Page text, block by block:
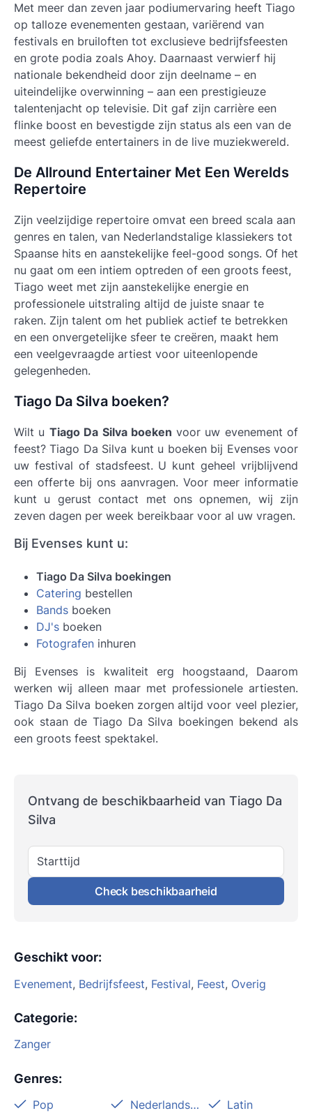
Met meer dan zeven jaar podiumervaring heeft Tiago
op talloze evenementen gestaan, variërend van
festivals en bruiloften tot exclusieve bedrijfsfeesten
en grote podia zoals Ahoy. Daarnaast verwierf hij
nationale bekendheid door zijn deelname – en
uiteindelijke overwinning – aan een prestigieuze
talentenjacht op televisie. Dit gaf zijn carrière een
flinke boost en bevestigde zijn status als een van de
meest geliefde entertainers in de live muziekwereld.
De Allround Entertainer Met Een Werelds
Repertoire
Zijn veelzijdige repertoire omvat een breed scala aan
genres en talen, van Nederlandstalige klassiekers tot
Spaanse hits en aanstekelijke feel-good songs. Of het
nu gaat om een intiem optreden of een groots feest,
Tiago weet met zijn aanstekelijke energie en
professionele uitstraling altijd de juiste snaar te
raken. Zijn talent om het publiek actief te betrekken
en een onvergetelijke sfeer te creëren, maakt hem
een veelgevraagde artiest voor uiteenlopende
gelegenheden.
Tiago Da Silva boeken?
Wilt u Tiago Da Silva boeken voor uw evenement of
feest? Tiago Da Silva kunt u boeken bij Evenses voor
uw festival of stadsfeest. U kunt geheel vrijblijvend
een offerte bij ons aanvragen. Voor meer informatie
kunt u gerust contact met ons opnemen, wij zijn
zeven dagen per week bereikbaar voor al uw vragen.
Bij Evenses kunt u:
Tiago Da Silva boekingen
Catering bestellen
Bands boeken
DJ's boeken
Fotografen inhuren
Bij Evenses is kwaliteit erg hoogstaand, Daarom
werken wij alleen maar met professionele artiesten.
Tiago Da Silva boeken zorgen altijd voor veel plezier,
ook staan de Tiago Da Silva boekingen bekend als
een groots feest spektakel.
Ontvang de beschikbaarheid van Tiago Da
Silva
Starttijd
Check beschikbaarheid
Geschikt voor:
Evenement, Bedrijfsfeest, Festival, Feest, Overig
Categorie:
Zanger
Genres:
Pop Nederlandstalig Latin